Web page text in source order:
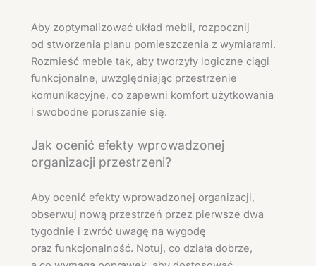
Aby zoptymalizować układ mebli, rozpocznij
od stworzenia planu pomieszczenia z wymiarami.
Rozmieść meble tak, aby tworzyły logiczne ciągi
funkcjonalne, uwzględniając przestrzenie
komunikacyjne, co zapewni komfort użytkowania
i swobodne poruszanie się.
Jak ocenić efekty wprowadzonej
organizacji przestrzeni?
Aby ocenić efekty wprowadzonej organizacji,
obserwuj nową przestrzeń przez pierwsze dwa
tygodnie i zwróć uwagę na wygodę
oraz funkcjonalność. Notuj, co działa dobrze,